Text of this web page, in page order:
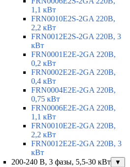
1,1 кВт
FRN0010E2S-2GA 220В,
2,2 кВт
FRN0012E2S-2GA 220В, 3
кВт
FRN0001E2E-2GA 220В,
0,2 кВт
FRN0002E2E-2GA 220В,
0,4 кВт
FRN0004E2E-2GA 220В,
0,75 кВт
FRN0006E2E-2GA 220В,
1,1 кВт
FRN0010E2E-2GA 220В,
2,2 кВт
FRN0012E2E-2GA 220В, 3
кВт
200-240 В, 3 фазы, 5,5-30 кВт
▼